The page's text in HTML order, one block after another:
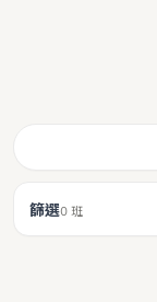
篩選0 班